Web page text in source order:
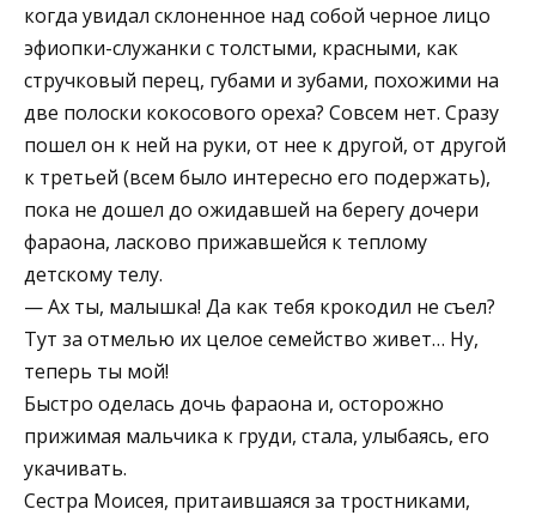
когда увидал склоненное над собой черное лицо
эфиопки-служанки с толстыми, красными, как
стручковый перец, губами и зубами, похожими на
две полоски кокосового ореха? Совсем нет. Сразу
пошел он к ней на руки, от нее к другой, от другой
к третьей (всем было интересно его подержать),
пока не дошел до ожидавшей на берегу дочери
фараона, ласково прижавшейся к теплому
детскому телу.
— Ах ты, малышка! Да как тебя крокодил не съел?
Тут за отмелью их целое семейство живет… Ну,
теперь ты мой!
Быстро оделась дочь фараона и, осторожно
прижимая мальчика к груди, стала, улыбаясь, его
укачивать.
Сестра Моисея, притаившаяся за тростниками,